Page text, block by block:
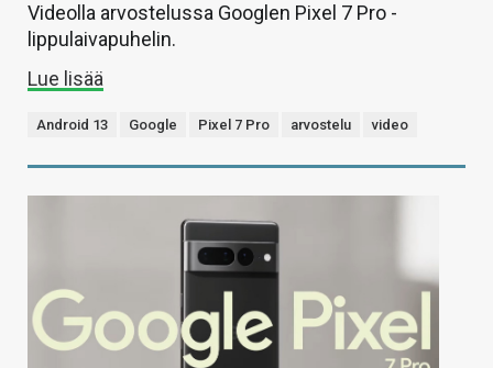
Videolla arvostelussa Googlen Pixel 7 Pro -
lippulaivapuhelin.
Lue lisää
Android 13 Google Pixel 7 Pro arvostelu video